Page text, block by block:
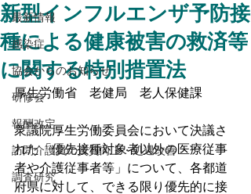
最新情報
感染症
協会からのお知らせ
研修会
報酬改定
訪問介護員の資質向上・処遇改善
調査研究
新型インフルエンザ予防接
種による健康被害の救済等
に関する特別措置法
​厚生労働省　老健局　老人保健課
衆議院厚生労働委員会において決議さ
れた「優先接種対象者以外の医療従事
者や介護従事者等」について、各都道
府県に対して、できる限り優先的に接